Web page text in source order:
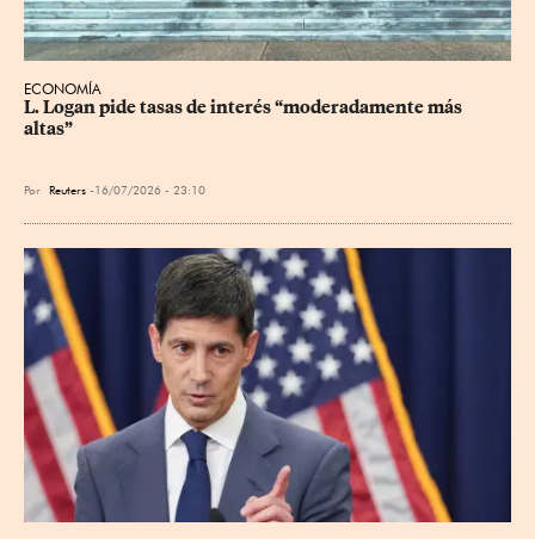
ECONOMÍA
L. Logan pide tasas de interés “moderadamente más
altas”
Por Reuters 16/07/2026 - 23:10